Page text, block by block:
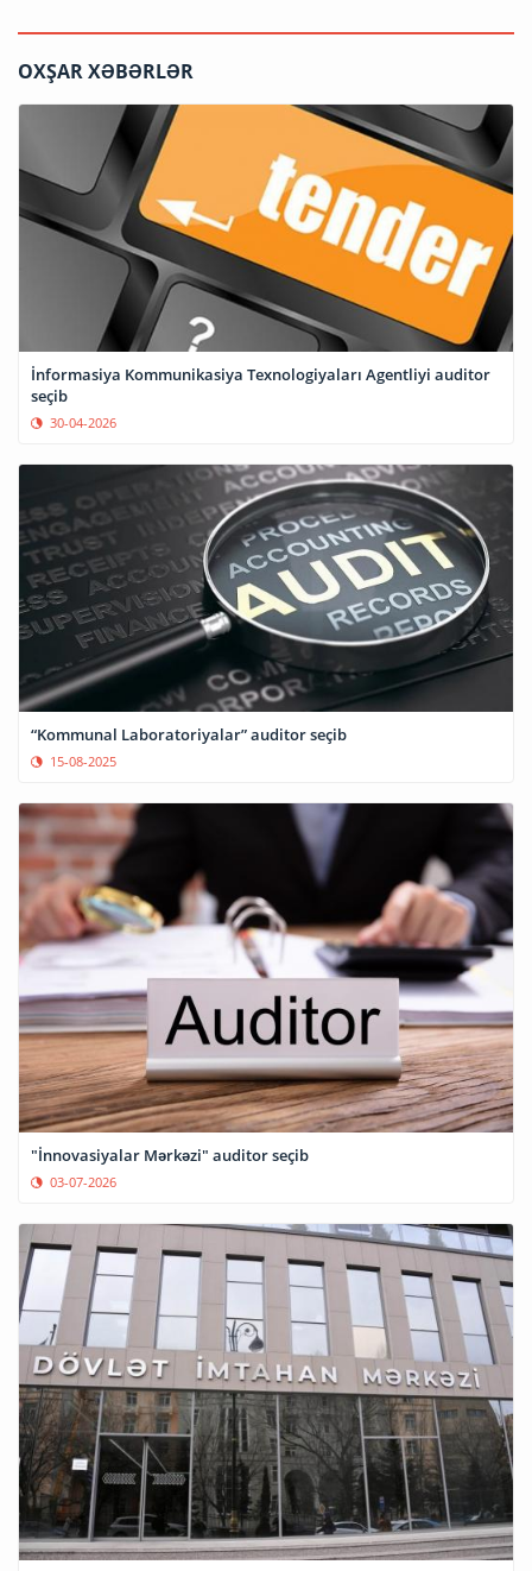
OXŞAR XƏBƏRLƏR
İnformasiya Kommunikasiya Texnologiyaları Agentliyi auditor
seçib
30-04-2026
“Kommunal Laboratoriyalar” auditor seçib
15-08-2025
"İnnovasiyalar Mərkəzi" auditor seçib
03-07-2026